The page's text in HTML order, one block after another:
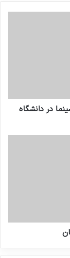
در دانشگاه